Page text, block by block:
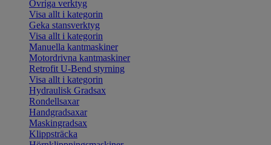
Övriga verktyg
Visa allt i kategorin
Geka stansverktyg
Visa allt i kategorin
Manuella kantmaskiner
Motordrivna kantmaskiner
Retrofit U-Bend styrning
Visa allt i kategorin
Hydraulisk Gradsax
Rondellsaxar
Handgradsaxar
Maskingradsax
Klippsträcka